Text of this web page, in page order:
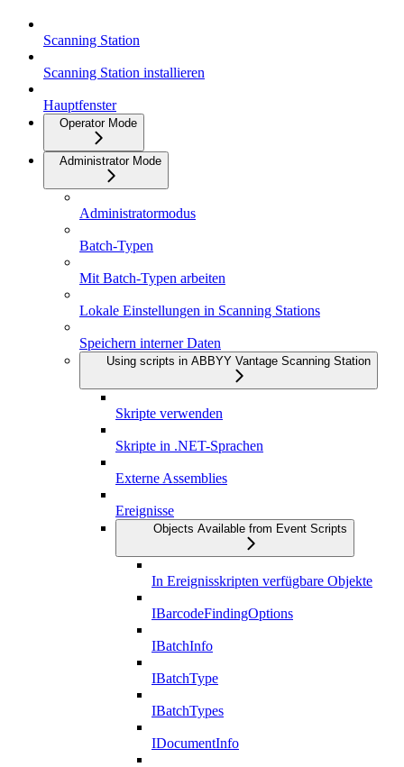
Scanning Station
Scanning Station installieren
Hauptfenster
Operator Mode
Administrator Mode
Administratormodus
Batch-Typen
Mit Batch-Typen arbeiten
Lokale Einstellungen in Scanning Stations
Speichern interner Daten
Using scripts in ABBYY Vantage Scanning Station
Skripte verwenden
Skripte in .NET-Sprachen
Externe Assemblies
Ereignisse
Objects Available from Event Scripts
In Ereignisskripten verfügbare Objekte
IBarcodeFindingOptions
IBatchInfo
IBatchType
IBatchTypes
IDocumentInfo